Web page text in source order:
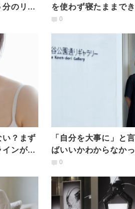
のリカ
を使わず寝たままで
ケア
0
い？まず
ンがす
「自分を大事に」と
ばいいかわからなか
子が“安心安全な場所
0